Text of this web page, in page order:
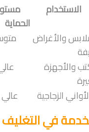
الحماية
والأغراض
والأجهزة
الزجاجية عالي
في التغليف